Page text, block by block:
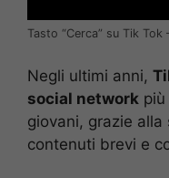
Tasto “Cerca” su Tik
Negli ultimi anni,
social network
giovani, grazie
contenuti brevi e